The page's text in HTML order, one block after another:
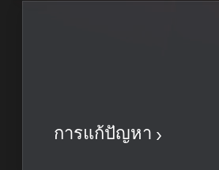
การแก้ปัญหา